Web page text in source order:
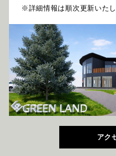
※詳細情報は順次更新いたし
アク